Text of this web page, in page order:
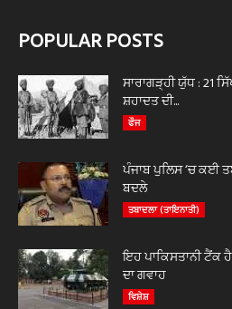
POPULAR POSTS
ਸਾਰਾਗੜ੍ਹੀ ਯੁੱਧ : 21
ਸ਼ਹਾਦਤ ਦੀ...
ਫੌਜ
ਪੰਜਾਬ ਪੁਲਿਸ ‘ਚ ਕਈ
ਬਦਲੇ
ਤਬਾਦਲਾ (ਤਾਇਨਾਤੀ)
ਇਹ ਪਾਕਿਸਤਾਨੀ ਟੈਂਕ
ਦਾ ਗਵਾਹ
ਵਿਸ਼ੇਸ਼